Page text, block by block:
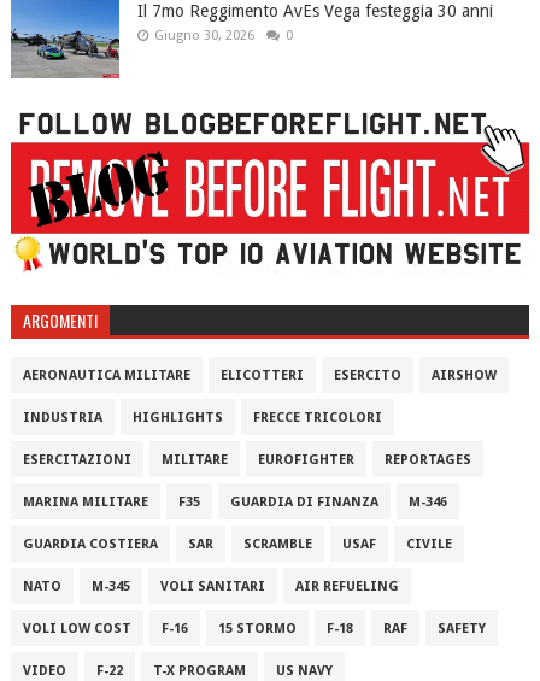
Il 7mo Reggimento AvEs Vega festeggia 30 anni
Giugno 30, 2026 0
ARGOMENTI
AERONAUTICA MILITARE ELICOTTERI ESERCITO AIRSHOW
INDUSTRIA HIGHLIGHTS FRECCE TRICOLORI
ESERCITAZIONI MILITARE EUROFIGHTER REPORTAGES
MARINA MILITARE F35 GUARDIA DI FINANZA M-346
GUARDIA COSTIERA SAR SCRAMBLE USAF CIVILE
NATO M-345 VOLI SANITARI AIR REFUELING
VOLI LOW COST F-16 15 STORMO F-18 RAF SAFETY
VIDEO F-22 T-X PROGRAM US NAVY